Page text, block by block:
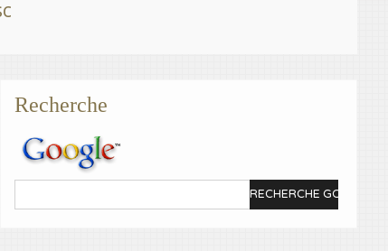
fins prêts, cela est possible grâce à
Recherche